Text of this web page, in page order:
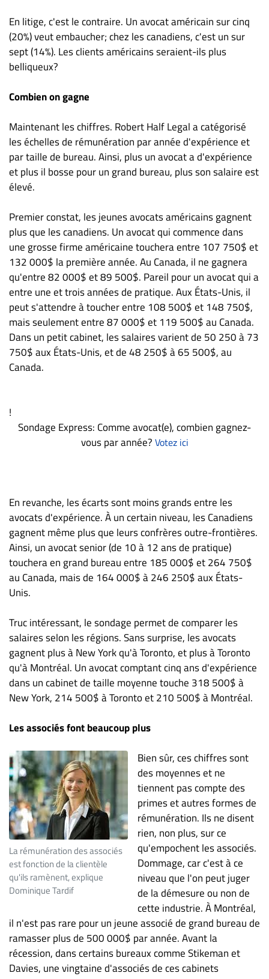
En litige, c'est le contraire. Un avocat américain sur cinq
(20%) veut embaucher; chez les canadiens, c'est un sur
sept (14%). Les clients américains seraient-ils plus
belliqueux?
Combien on gagne
Maintenant les chiffres. Robert Half Legal a catégorisé
les échelles de rémunération par année d'expérience et
par taille de bureau. Ainsi, plus un avocat a d'expérience
et plus il bosse pour un grand bureau, plus son salaire est
élevé.
Premier constat, les jeunes avocats américains gagnent
plus que les canadiens. Un avocat qui commence dans
une grosse firme américaine touchera entre 107 750$ et
132 000$ la première année. Au Canada, il ne gagnera
qu'entre 82 000$ et 89 500$. Pareil pour un avocat qui a
entre une et trois années de pratique. Aux États-Unis, il
peut s'attendre à toucher entre 108 500$ et 148 750$,
mais seulement entre 87 000$ et 119 500$ au Canada.
Dans un petit cabinet, les salaires varient de 50 250 à 73
750$ aux États-Unis, et de 48 250$ à 65 500$, au
Canada.
!
Sondage Express: Comme avocat(e), combien gagnez-
vous par année? Votez ici
En revanche, les écarts sont moins grands entre les
avocats d'expérience. À un certain niveau, les Canadiens
gagnent même plus que leurs confrères outre-frontières.
Ainsi, un avocat senior (de 10 à 12 ans de pratique)
touchera en grand bureau entre 185 000$ et 264 750$
au Canada, mais de 164 000$ à 246 250$ aux États-
Unis.
Truc intéressant, le sondage permet de comparer les
salaires selon les régions. Sans surprise, les avocats
gagnent plus à New York qu'à Toronto, et plus à Toronto
qu'à Montréal. Un avocat comptant cinq ans d'expérience
dans un cabinet de taille moyenne touche 318 500$ à
New York, 214 500$ à Toronto et 210 500$ à Montréal.
Les associés font beaucoup plus
La rémunération des associés
est fonction de la clientèle
qu'ils ramènent, explique
Dominique Tardif
Bien sûr, ces chiffres sont
des moyennes et ne
tiennent pas compte des
primes et autres formes de
rémunération. Ils ne disent
rien, non plus, sur ce
qu'empochent les associés.
Dommage, car c'est à ce
niveau que l'on peut juger
de la démesure ou non de
cette industrie. À Montréal,
il n'est pas rare pour un jeune associé de grand bureau de
ramasser plus de 500 000$ par année. Avant la
récession, dans certains bureaux comme Stikeman et
Davies, une vingtaine d'associés de ces cabinets